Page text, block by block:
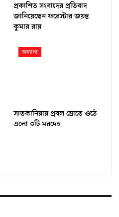
প্রকাশিত সংবাদের প্রতিবাদ
জানিয়েছেন ফরেস্টার জয়ন্ত
কুমার রায়
অন্যান্য
সাতকানিয়ায় প্রবল স্রোতে ওঠে
এলো ৩টি মরদেহ